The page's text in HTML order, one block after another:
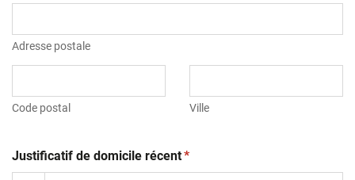
Adresse postale
Code postal Ville
Justificatif de domicile récent(obligatoire)
*